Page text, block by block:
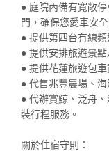
● 庭院內備有寬敞
門，確保您愛車安全
● 提供第四台有線頻
● 提供安排旅遊景點
● 提供花蓮旅遊包車
● 代售兆豐農場、
● 代辦賞鯨、泛舟
裝行程服務。
關於住宿守則：